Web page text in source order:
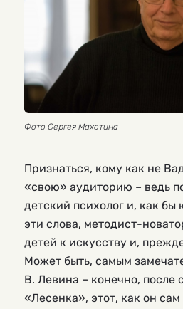
Фото Сергея Махотина
Признаться, кому как не
«свою» аудиторию – ведь
детский психолог и, как бы
эти слова, методист-
детей к искусству и,
Может быть, самым
В. Левина – конечно, после
«Лесенка», этот, как он сам